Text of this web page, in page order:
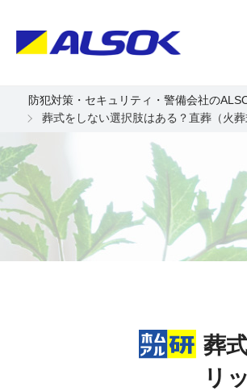
防犯対策・セキュリティ・警備会社の
葬式をしない選択肢はある？直葬（火
葬
リ